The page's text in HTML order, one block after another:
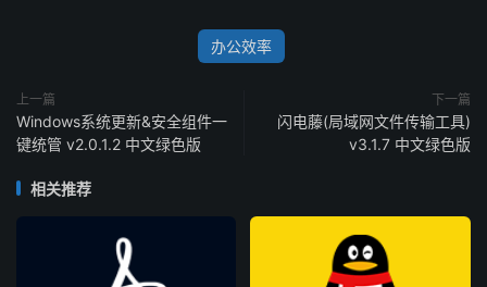
办公效率
上一篇
Windows系统更新&安全组件一
键统管 v2.0.1.2 中文绿色版
下一篇
闪电藤(局域网文件传输工具)
v3.1.7 中文绿色版
相关推荐